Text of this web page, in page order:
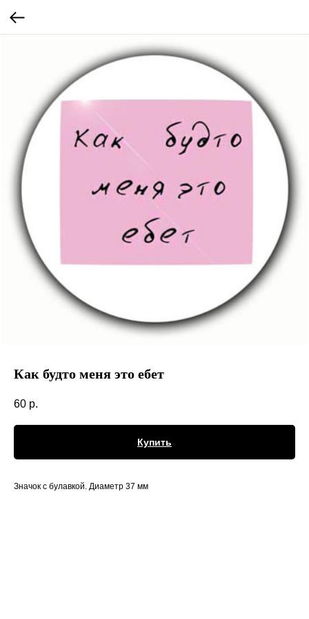
Как будто меня это ебет
60 р.
Купить
Значок с булавкой. Диаметр 37 мм